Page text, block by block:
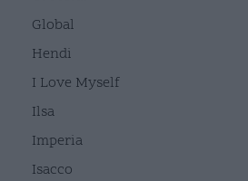
Global
Hendi
I Love Myself
Ilsa
Imperia
Isacco